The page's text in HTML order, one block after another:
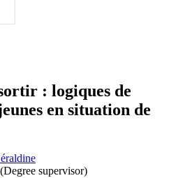
: logiques de
en situation de
(Degree supervisor)